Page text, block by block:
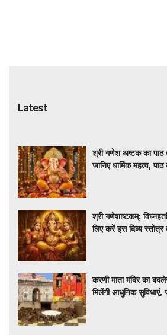
Latest
श्री गणेश अष्टक का पाठ
जानिए धार्मिक महत्व,
श्री गणेशाष्टकम्:
लिए करें इस दिव्य स्तोत्र
करणी माता मंदिर का
मिलेंगी आधुनिक सुविधाएं,